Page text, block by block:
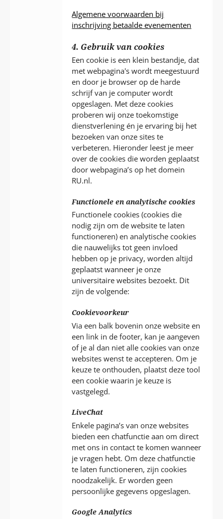
Algemene voorwaarden bij
inschrijving betaalde evenementen
4. Gebruik van cookies
Een cookie is een klein bestandje, dat
met webpagina's wordt meegestuurd
en door je browser op de harde
schrijf van je computer wordt
opgeslagen. Met deze cookies
proberen wij onze toekomstige
dienstverlening én je ervaring bij het
bezoeken van onze sites te
verbeteren. Hieronder leest je meer
over de cookies die worden geplaatst
door webpagina’s op het domein
RU.nl.
Functionele en analytische cookies
Functionele cookies (cookies die
nodig zijn om de website te laten
functioneren) en analytische cookies
die nauwelijks tot geen invloed
hebben op je privacy, worden altijd
geplaatst wanneer je onze
universitaire websites bezoekt. Dit
zijn de volgende:
Cookievoorkeur
Via een balk bovenin onze website en
een link in de footer, kan je aangeven
of je al dan niet alle cookies van onze
websites wenst te accepteren. Om je
keuze te onthouden, plaatst deze tool
een cookie waarin je keuze is
vastgelegd.
LiveChat
Enkele pagina’s van onze websites
bieden een chatfunctie aan om direct
met ons in contact te komen wanneer
je vragen hebt. Om deze chatfunctie
te laten functioneren, zijn cookies
noodzakelijk. Er worden geen
persoonlijke gegevens opgeslagen.
Google Analytics